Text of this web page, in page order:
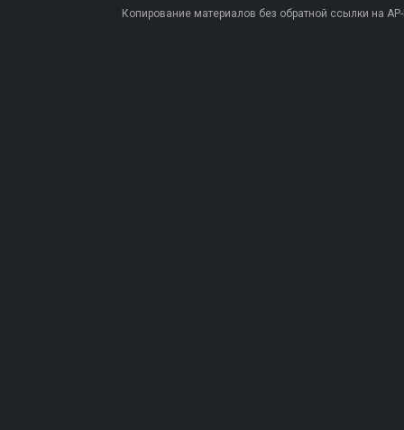
Копирование материалов без обратной ссылки на